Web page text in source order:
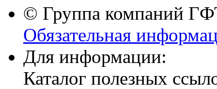
© Группа компаний
Обязательная
Для информации:
Каталог полезных